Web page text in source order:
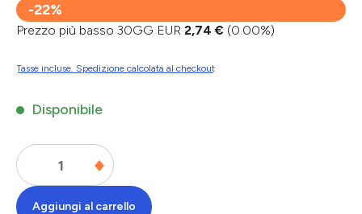
-22%
Prezzo più basso 30GG EUR 2,74 € (0.00%)
Tasse incluse. Spedizione calcolata al checkout
Disponibile
Aggiungi al carrello